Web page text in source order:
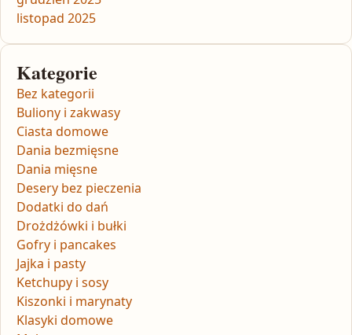
listopad 2025
Kategorie
Bez kategorii
Buliony i zakwasy
Ciasta domowe
Dania bezmięsne
Dania mięsne
Desery bez pieczenia
Dodatki do dań
Drożdżówki i bułki
Gofry i pancakes
Jajka i pasty
Ketchupy i sosy
Kiszonki i marynaty
Klasyki domowe